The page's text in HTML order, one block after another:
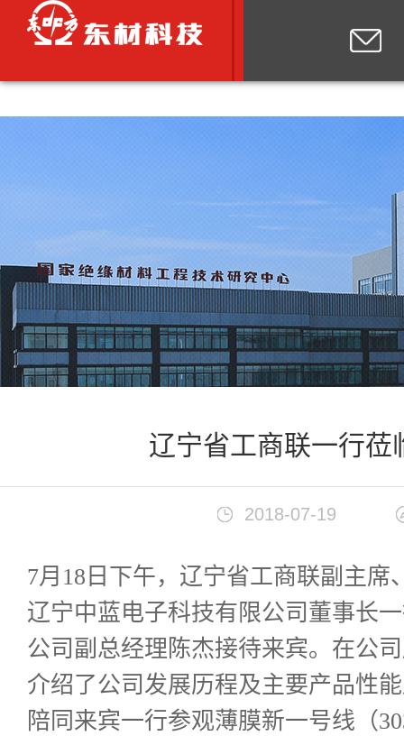
辽宁省工商联一行莅
2018-07-19
7月18日下午，辽宁省工商联副主席
辽宁中蓝电子科技有限公司董事长
公司副总经理陈杰接待来宾。在公
介绍了公司发展历程及主要产品性
陪同来宾一行参观薄膜新一号线（